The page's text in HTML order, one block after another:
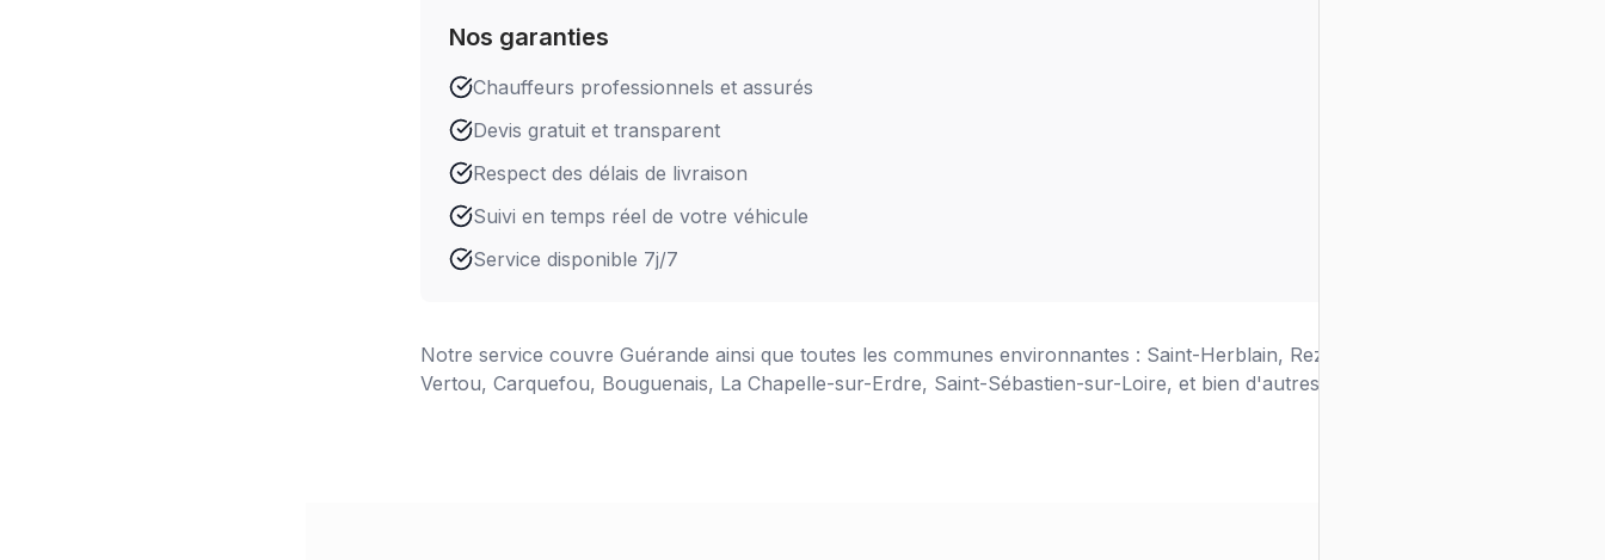
Nos garanties
Chauffeurs professionnels et assurés
Devis gratuit et transparent
Respect des délais de livraison
Suivi en temps réel de votre véhicule
Service disponible 7j/7
Notre service couvre Guérande ainsi que toutes les communes environnantes : Saint-Herblain, Rezé, Orvault,
Vertou, Carquefou, Bouguenais, La Chapelle-sur-Erdre, Saint-Sébastien-sur-Loire, et bien d'autres.